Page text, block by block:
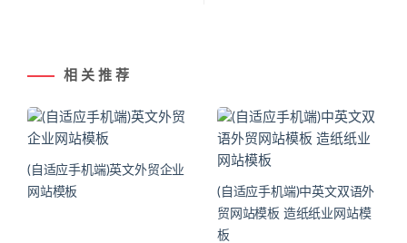
相 关 推 荐
(自适应手机端)英文外贸企业
网站模板
(自适应手机端)中英文双语外
贸网站模板 造纸纸业网站模
板